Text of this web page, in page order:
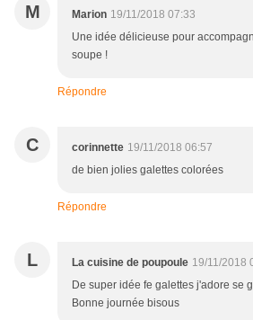
M Marion 19/11/2018 07:33
Une idée délicieuse pour
soupe !
Répondre
C corinnette 19/11/2018 06:57
de bien jolies galettes colorées
Répondre
L La cuisine de poupoule 19/11/2018
De super idée fe galettes j'adore se
Bonne journée bisous